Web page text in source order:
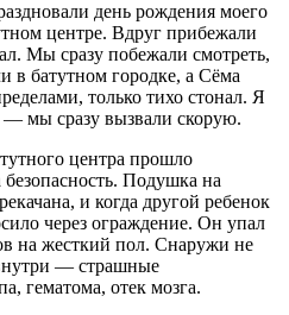
день рождения моего
центре. Вдруг прибежали
Мы сразу побежали смотреть,
в батутном городке, а Сёма
только тихо стонал. Я
— мы сразу вызвали скорую.
центра прошло
Подушка на
и когда другой ребенок
через ограждение. Он упал
на жесткий пол. Снаружи не
— страшные
гематома, отек мозга.